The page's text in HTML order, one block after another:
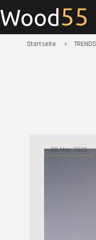
Startseite TRENDS
28 May 2025